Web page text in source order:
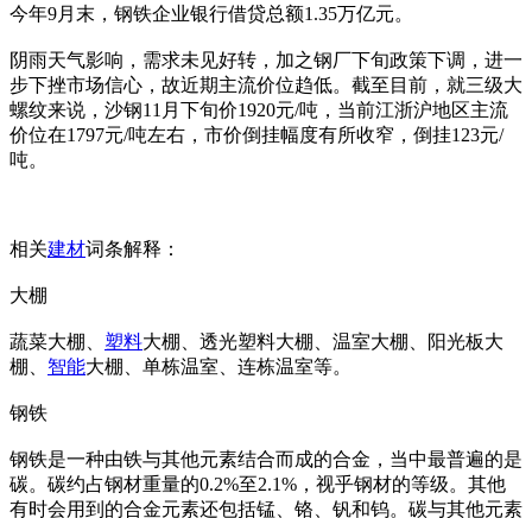
今年9月末，钢铁企业银行借贷总额1.35万亿元。
阴雨天气影响，需求未见好转，加之钢厂下旬政策下调，进一
步下挫市场信心，故近期主流价位趋低。截至目前，就三级大
螺纹来说，沙钢11月下旬价1920元/吨，当前江浙沪地区主流
价位在1797元/吨左右，市价倒挂幅度有所收窄，倒挂123元/
吨。
相关建材词条解释：
大棚
蔬菜大棚、 塑料大棚、透光塑料大棚、温室大棚、阳光板大
棚、 智能大棚、单栋温室、连栋温室等。
钢铁
钢铁是一种由铁与其他元素结合而成的合金，当中最普遍的是
碳。碳约占钢材重量的0.2%至2.1%，视乎钢材的等级。其他
有时会用到的合金元素还包括锰、铬、钒和钨。碳与其他元素